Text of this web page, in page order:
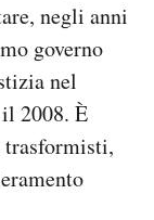
negli anni
governo
nel
2008. È